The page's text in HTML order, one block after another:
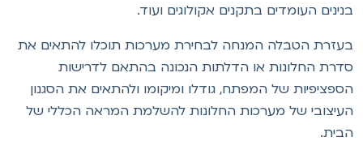
העומדים בתקנים אקולוגים ועוד.
הטבלה המנחה לבחירת מערכות תוכלו להתאים את
החלונות או הדלתות הנכונה בהתאם לדרישות
של המפתח, גודלו ומיקומו ולהתאים את הסגנון
של מערכות החלונות להשלמת המראה הכללי של